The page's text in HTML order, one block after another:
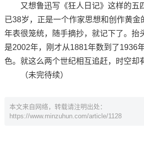
又想鲁迅写《狂人日记》这样的五
已38岁，正是一个作家思想和创作黄金
年表很笼统，随手摘抄，就记下了。抬
是2002年，刚才从1881年数到了1936
色。就这么两个世纪相互追赶，时空却
（未完待续）
本文来自网络，转载请注明出处：
https://www.minzuhun.com/article/1128